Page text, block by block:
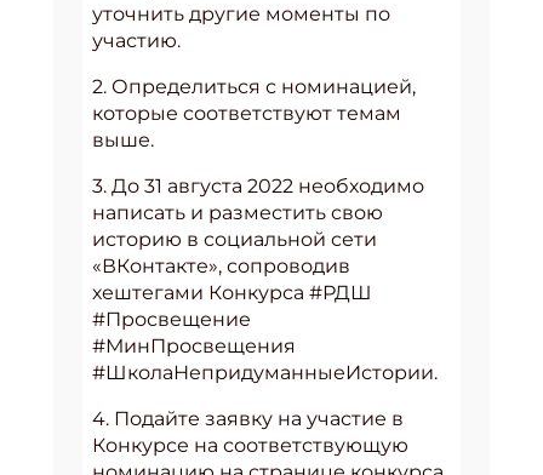
уточнить другие моменты по
участию.
2. Определиться с номинацией,
которые соответствуют темам
выше.
3. До 31 августа 2022 необходимо
написать и разместить свою
историю в социальной сети
«ВКонтакте», сопроводив
хештегами Конкурса #РДШ
#Просвещение
#МинПросвещения
#ШколаНепридуманныеИстории.
4. Подайте заявку на участие в
Конкурсе на соответствующую